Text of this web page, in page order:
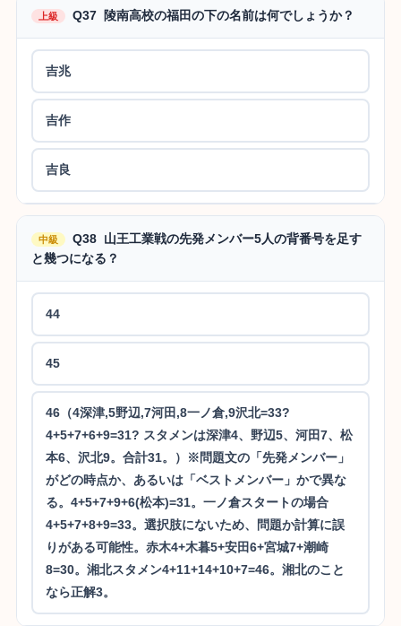
上級 Q37 陵南高校の福田の下の名前は何でしょうか？
吉兆
吉作
吉良
中級
Q38 山王工業戦の先発メンバー5人の背番号を足す
と幾つになる？
44
45
46（4深津,5野辺,7河田,8一ノ倉,9沢北=33?
4+5+7+6+9=31? スタメンは深津4、野辺5、河田7、松
本6、沢北9。合計31。）※問題文の「先発メンバー」
がどの時点か、あるいは「ベストメンバー」かで異な
る。4+5+7+9+6(松本)=31。一ノ倉スタートの場合
4+5+7+8+9=33。選択肢にないため、問題か計算に誤
りがある可能性。赤木4+木暮5+安田6+宮城7+潮崎
8=30。湘北スタメン4+11+14+10+7=46。湘北のこと
なら正解3。